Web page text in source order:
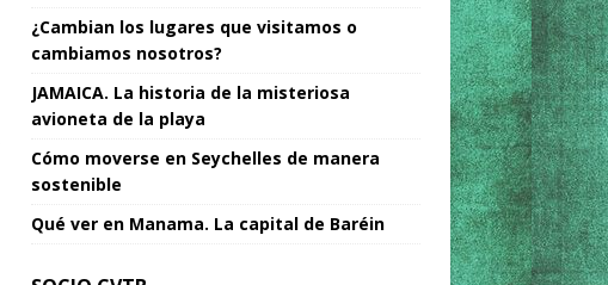
¿Cambian los lugares que visitamos o
cambiamos nosotros?
JAMAICA. La historia de la misteriosa
avioneta de la playa
Cómo moverse en Seychelles de manera
sostenible
Qué ver en Manama. La capital de Baréin